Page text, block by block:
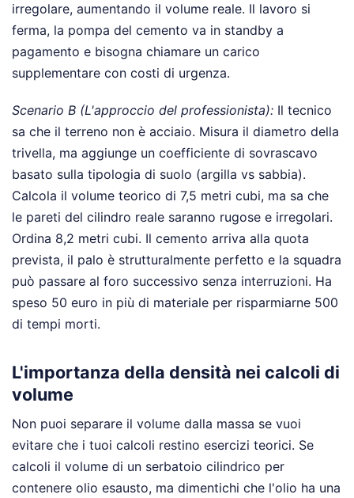
irregolare, aumentando il volume reale. Il lavoro si
ferma, la pompa del cemento va in standby a
pagamento e bisogna chiamare un carico
supplementare con costi di urgenza.
Scenario B (L'approccio del professionista): Il tecnico
sa che il terreno non è acciaio. Misura il diametro della
trivella, ma aggiunge un coefficiente di sovrascavo
basato sulla tipologia di suolo (argilla vs sabbia).
Calcola il volume teorico di 7,5 metri cubi, ma sa che
le pareti del cilindro reale saranno rugose e irregolari.
Ordina 8,2 metri cubi. Il cemento arriva alla quota
prevista, il palo è strutturalmente perfetto e la squadra
può passare al foro successivo senza interruzioni. Ha
speso 50 euro in più di materiale per risparmiarne 500
di tempi morti.
L'importanza della densità nei calcoli di
volume
Non puoi separare il volume dalla massa se vuoi
evitare che i tuoi calcoli restino esercizi teorici. Se
calcoli il volume di un serbatoio cilindrico per
contenere olio esausto, ma dimentichi che l'olio ha una